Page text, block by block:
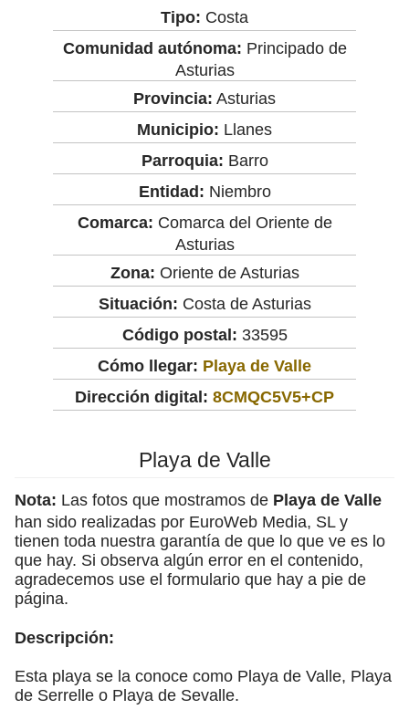
Tipo: Costa
Comunidad autónoma: Principado de
Asturias
Provincia: Asturias
Municipio: Llanes
Parroquia: Barro
Entidad: Niembro
Comarca: Comarca del Oriente de
Asturias
Zona: Oriente de Asturias
Situación: Costa de Asturias
Código postal: 33595
Cómo llegar: Playa de Valle
Dirección digital: 8CMQC5V5+CP
Playa de Valle
Nota: Las fotos que mostramos de Playa de Valle
han sido realizadas por EuroWeb Media, SL y
tienen toda nuestra garantía de que lo que ve es lo
que hay. Si observa algún error en el contenido,
agradecemos use el formulario que hay a pie de
página.
Descripción:
Esta playa se la conoce como Playa de Valle, Playa
de Serrelle o Playa de Sevalle.